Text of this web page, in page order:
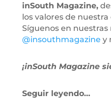
inSouth Magazine,
los valores de
Síguenos en nuestras
@insouthmagazine y
¡inSouth Magazine
Seguir leyendo…